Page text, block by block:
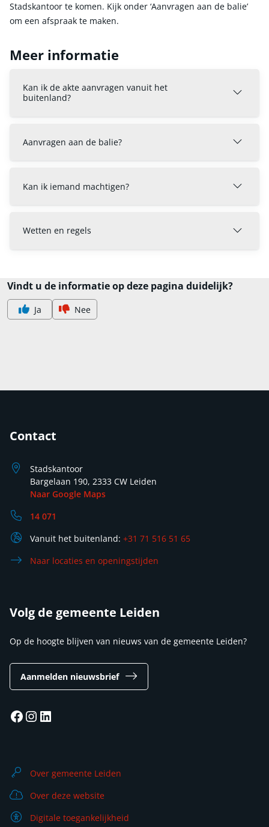
Stadskantoor te komen. Kijk onder ‘Aanvragen aan de balie’
om een afspraak te maken.
Meer informatie
Kan ik de akte aanvragen vanuit het
buitenland?
Aanvragen aan de balie?
Kan ik iemand machtigen?
Wetten en regels
Vindt u de informatie op deze pagina duidelijk?
Ja Nee
Contact
Stadskantoor
Bargelaan 190, 2333 CW Leiden
Naar Google Maps
14 071
Vanuit het buitenland: +31 71 516 51 65
Naar locaties en openingstijden
Volg de gemeente Leiden
Op de hoogte blijven van nieuws van de gemeente Leiden?
Aanmelden nieuwsbrief
Facebook
Instagram
LinkedIn
Over gemeente Leiden
Over deze website
Digitale toegankelijkheid